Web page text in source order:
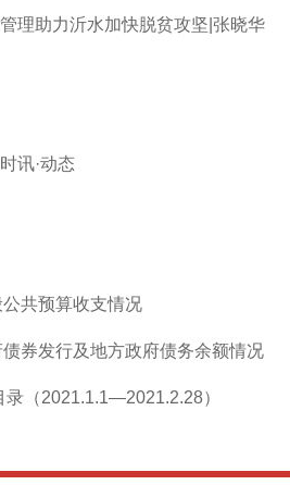
理助力沂水加快脱贫攻坚|张晓华
讯·动态
共预算收支情况
券发行及地方政府债务余额情况
（2021.1.1—2021.2.28）